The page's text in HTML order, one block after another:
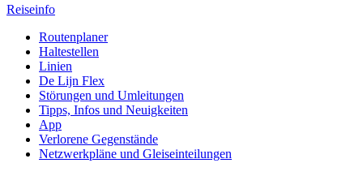
Reiseinfo
Routenplaner
Haltestellen
Linien
De Lijn Flex
Störungen und Umleitungen
Tipps, Infos und Neuigkeiten
App
Verlorene Gegenstände
Netzwerkpläne und Gleiseinteilungen